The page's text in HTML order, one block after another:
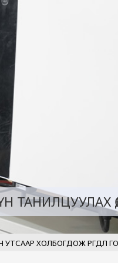
ХУВИЙН
ӨРГӨДӨЛ ГОМДОЛ, САНАЛ